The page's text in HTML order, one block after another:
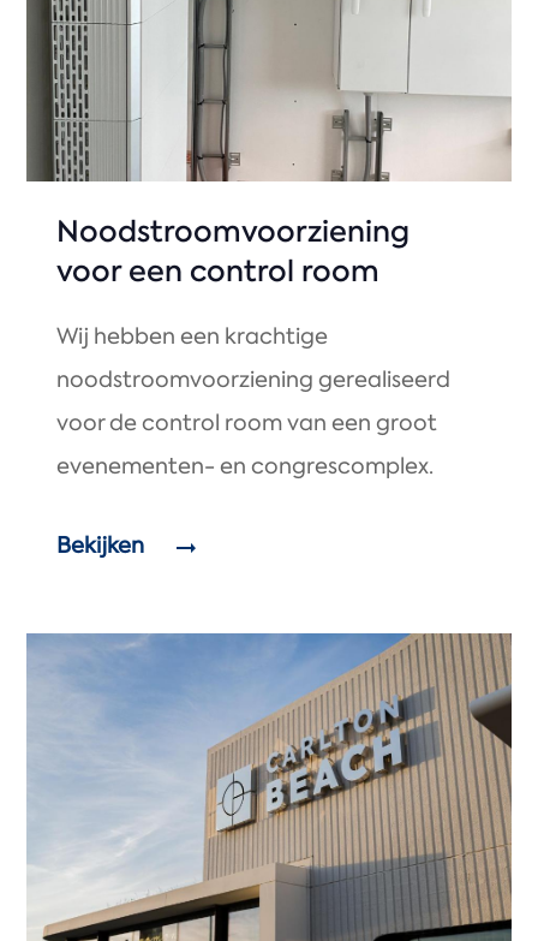
Noodstroomvoorziening
voor een control room
Wij hebben een krachtige
noodstroomvoorziening gerealiseerd
voor de control room van een groot
evenementen- en congrescomplex.
Bekijken